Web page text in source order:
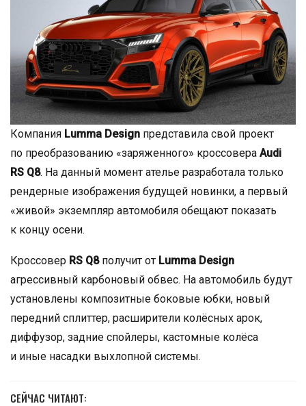
Компания Lumma Design представила свой проект
по преобразованию «заряженного» кроссовера Audi
RS Q8. На данный момент ателье разработала только
рендерные изображения будущей новинки, а первый
«живой» экземпляр автомобиля обещают показать
к концу осени.
Кроссовер RS Q8получит от Lumma Design
агрессивный карбоновый обвес. На автомобиль будут
установлены композитные боковые юбки, новый
передний сплиттер, расширители колёсных арок,
диффузор, задние спойлеры, кастомные колёса
и иные насадки выхлопной системы.
СЕЙЧАС ЧИТАЮТ: